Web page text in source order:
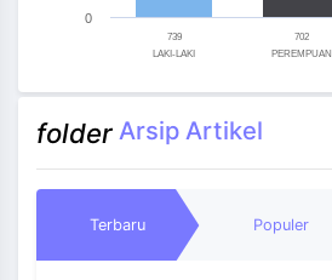
739
LAKI-LAKI
702
PEREMPUAN
0
folder Arsip Artikel
Terbaru Populer